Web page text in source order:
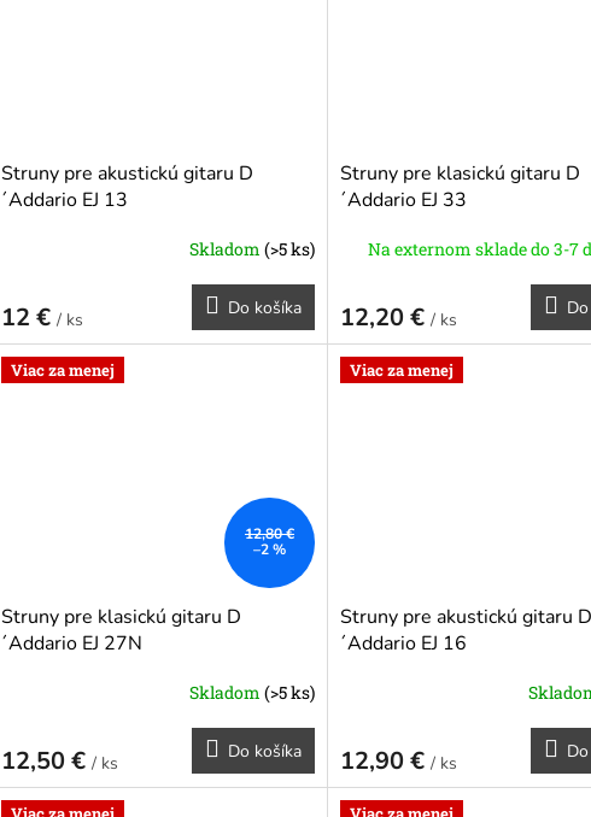
Struny pre akustickú gitaru D
´Addario EJ 13
Skladom (>5 ks)
12 € / ks
Do košíka
Struny pre klasickú gitaru D
´Addario EJ 33
Na externom sklade do 3-7
12,20 € / ks
Viac za menej
12,80 €
–2 %
Struny pre klasickú gitaru D
´Addario EJ 27N
Skladom (>5 ks)
12,50 € / ks
Do košíka
Viac za menej
Struny pre akustickú gitaru D
´Addario EJ 16
12,90 € / ks